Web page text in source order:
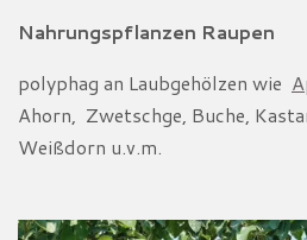
Nahrungspflanzen Raupen
polyphag an Laubgehölzen wie
Ahorn, Zwetschge, Buche,
Weißdorn u.v.m.